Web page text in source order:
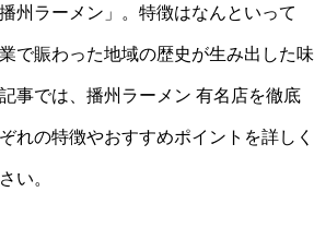
州ラーメン」。特徴はなんといって
で賑わった地域の歴史が生み出した味
事では、播州ラーメン 有名店を徹底
れの特徴やおすすめポイントを詳しく
い。